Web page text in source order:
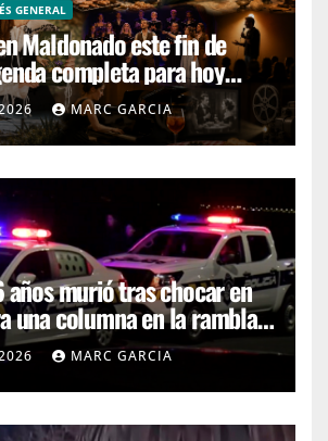
GENERAL
Maldonado este fin de
completa para hoy
domingo
MARC GARCIA
años murió tras chocar en
una columna en la rambla
MARC GARCIA